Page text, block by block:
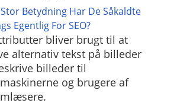
Betydning Har De Såkaldte
Egentlig For SEO?
bliver brugt til at
alternativ tekst på billeder
billeder til
og brugere af